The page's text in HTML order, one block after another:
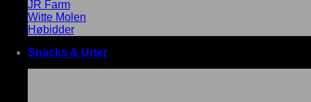
JR Farm
Witte Molen
Høbidder
Snacks & Urter